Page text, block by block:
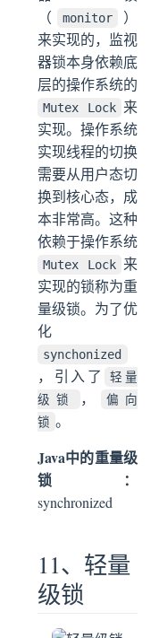
（
monitor
）
来实现的，监视
器锁本身依赖底
层的操作系统的
Mutex Lock 来
实现。操作系统
实现线程的切换
需要从用户态切
换到核心态，成
本非常高。这种
依赖于操作系统
Mutex Lock 来
实现的锁称为重
量级锁。为了优
化
synchonized
，引入了
轻量
级锁
，
偏向
锁 。
Java中的重量级
锁：
synchronized
11、轻量
级锁